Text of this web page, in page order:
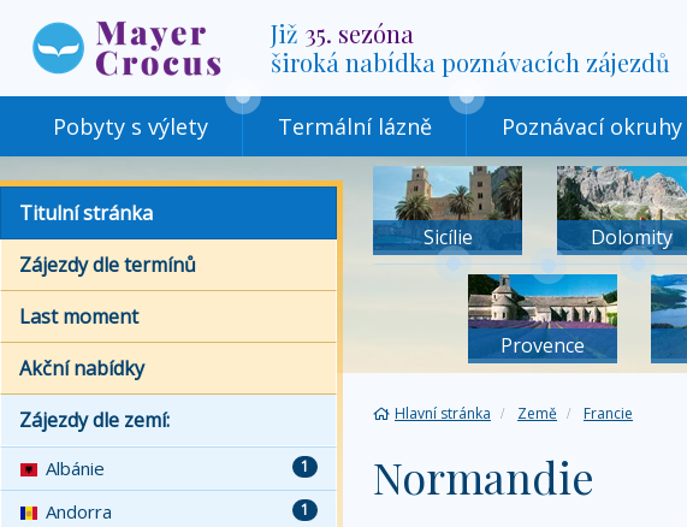
Již 35. sezóna
široká nabídka poznávacích zájezdů
Pobyty s výlety Termální lázně Poznávací okruhy
Sicílie Dolomity
Provence
Hlavní stránka Země Francie
Normandie
Titulní stránka
Zájezdy dle termínů
Last moment
Akční nabídky
Zájezdy dle zemí:
1
Albánie
1
Andorra